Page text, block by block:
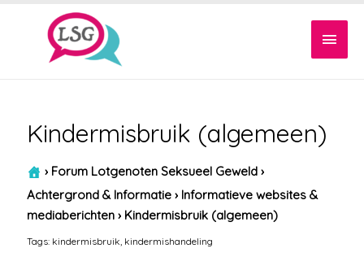
Kindermisbruik (algemeen)
› Forum Lotgenoten Seksueel Geweld ›
Achtergrond & Informatie › Informatieve websites &
mediaberichten › Kindermisbruik (algemeen)
Tags: kindermisbruik kindermishandeling